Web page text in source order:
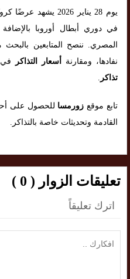
يوم 28 يناير 2026
في دوري أبطال أوروبا
المصري. ننصح المتابعين
نفادها، ومقارنة
أسعار التذاكر في
تذاكر .
تابع موقع زورمسا للحصول على
القادمة وتحديثات خاصة بالتذاكر.
تعليقات الزوار ( 0 )
اترك تعليقاً